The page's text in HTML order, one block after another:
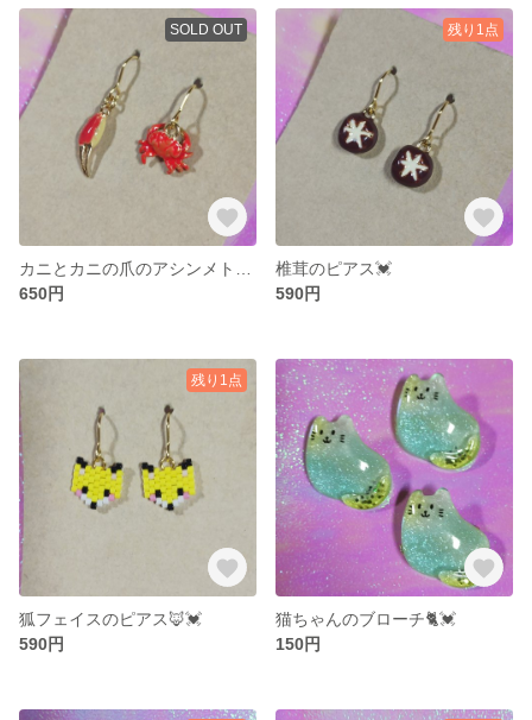
SOLD OUT
650円
残り1点
椎茸のピアス💓
590円
残り1点
狐フェイスのピアス🦊💓
590円
猫ちゃんのブローチ🐈️💓
150円